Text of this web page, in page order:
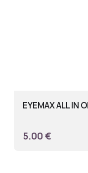
EYEMAX ALL IN
5.00 €